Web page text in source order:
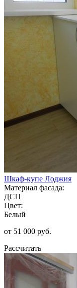
Шкаф-купе Лоджия
Материал фасада:
ДСП
Цвет:
Белый
от 51 000 руб.
Рассчитать